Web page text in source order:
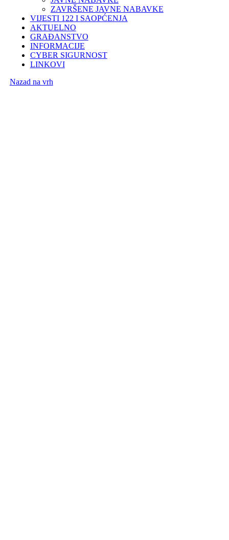
ZAVRŠENE JAVNE NABAVKE
VIJESTI 122 I SAOPĆENJA
AKTUELNO
GRAĐANSTVO
INFORMACIJE
CYBER SIGURNOST
LINKOVI
Nazad na vrh